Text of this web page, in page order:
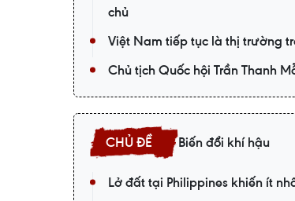
chủ
Việt Nam tiếp tục là thị trường
Chủ tịch Quốc hội Trần Thanh
Biến đổi khí hậu
Lở đất tại Philippines khiến ít